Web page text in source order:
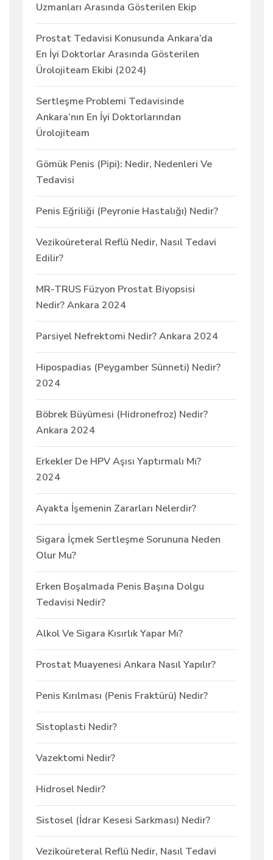
Uzmanları Arasında Gösterilen Ekip
Prostat Tedavisi Konusunda Ankara’da
En İyi Doktorlar Arasında Gösterilen
Ürolojiteam Ekibi (2024)
Sertleşme Problemi Tedavisinde
Ankara’nın En İyi Doktorlarından
Ürolojiteam
Gömük Penis (Pipi): Nedir, Nedenleri Ve
Tedavisi
Penis Eğriliği (Peyronie Hastalığı) Nedir?
Vezikoüreteral Reflü Nedir, Nasıl Tedavi
Edilir?
MR-TRUS Füzyon Prostat Biyopsisi
Nedir? Ankara 2024
Parsiyel Nefrektomi Nedir? Ankara 2024
Hipospadias (Peygamber Sünneti) Nedir?
2024
Böbrek Büyümesi (Hidronefroz) Nedir?
Ankara 2024
Erkekler De HPV Aşısı Yaptırmalı Mı?
2024
Ayakta İşemenin Zararları Nelerdir?
Sigara İçmek Sertleşme Sorununa Neden
Olur Mu?
Erken Boşalmada Penis Başına Dolgu
Tedavisi Nedir?
Alkol Ve Sigara Kısırlık Yapar Mı?
Prostat Muayenesi Ankara Nasıl Yapılır?
Penis Kırılması (Penis Fraktürü) Nedir?
Sistoplasti Nedir?
Vazektomi Nedir?
Hidrosel Nedir?
Sistosel (İdrar Kesesi Sarkması) Nedir?
Vezikoüreteral Reflü Nedir, Nasıl Tedavi